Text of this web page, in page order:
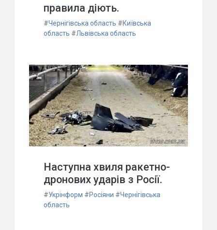
правила діють.
#Чернігівська область #Київська
область #Львівська область
Наступна хвиля ракетно-
дронових ударів з Росії.
#Укрінформ #Росіяни #Чернігівська
область